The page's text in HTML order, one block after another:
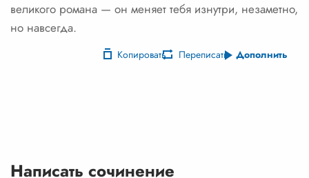
великого романа — он меняет тебя изнутри, незаметно,
но навсегда.
Копировать Переписать Дополнить
Написать сочинение